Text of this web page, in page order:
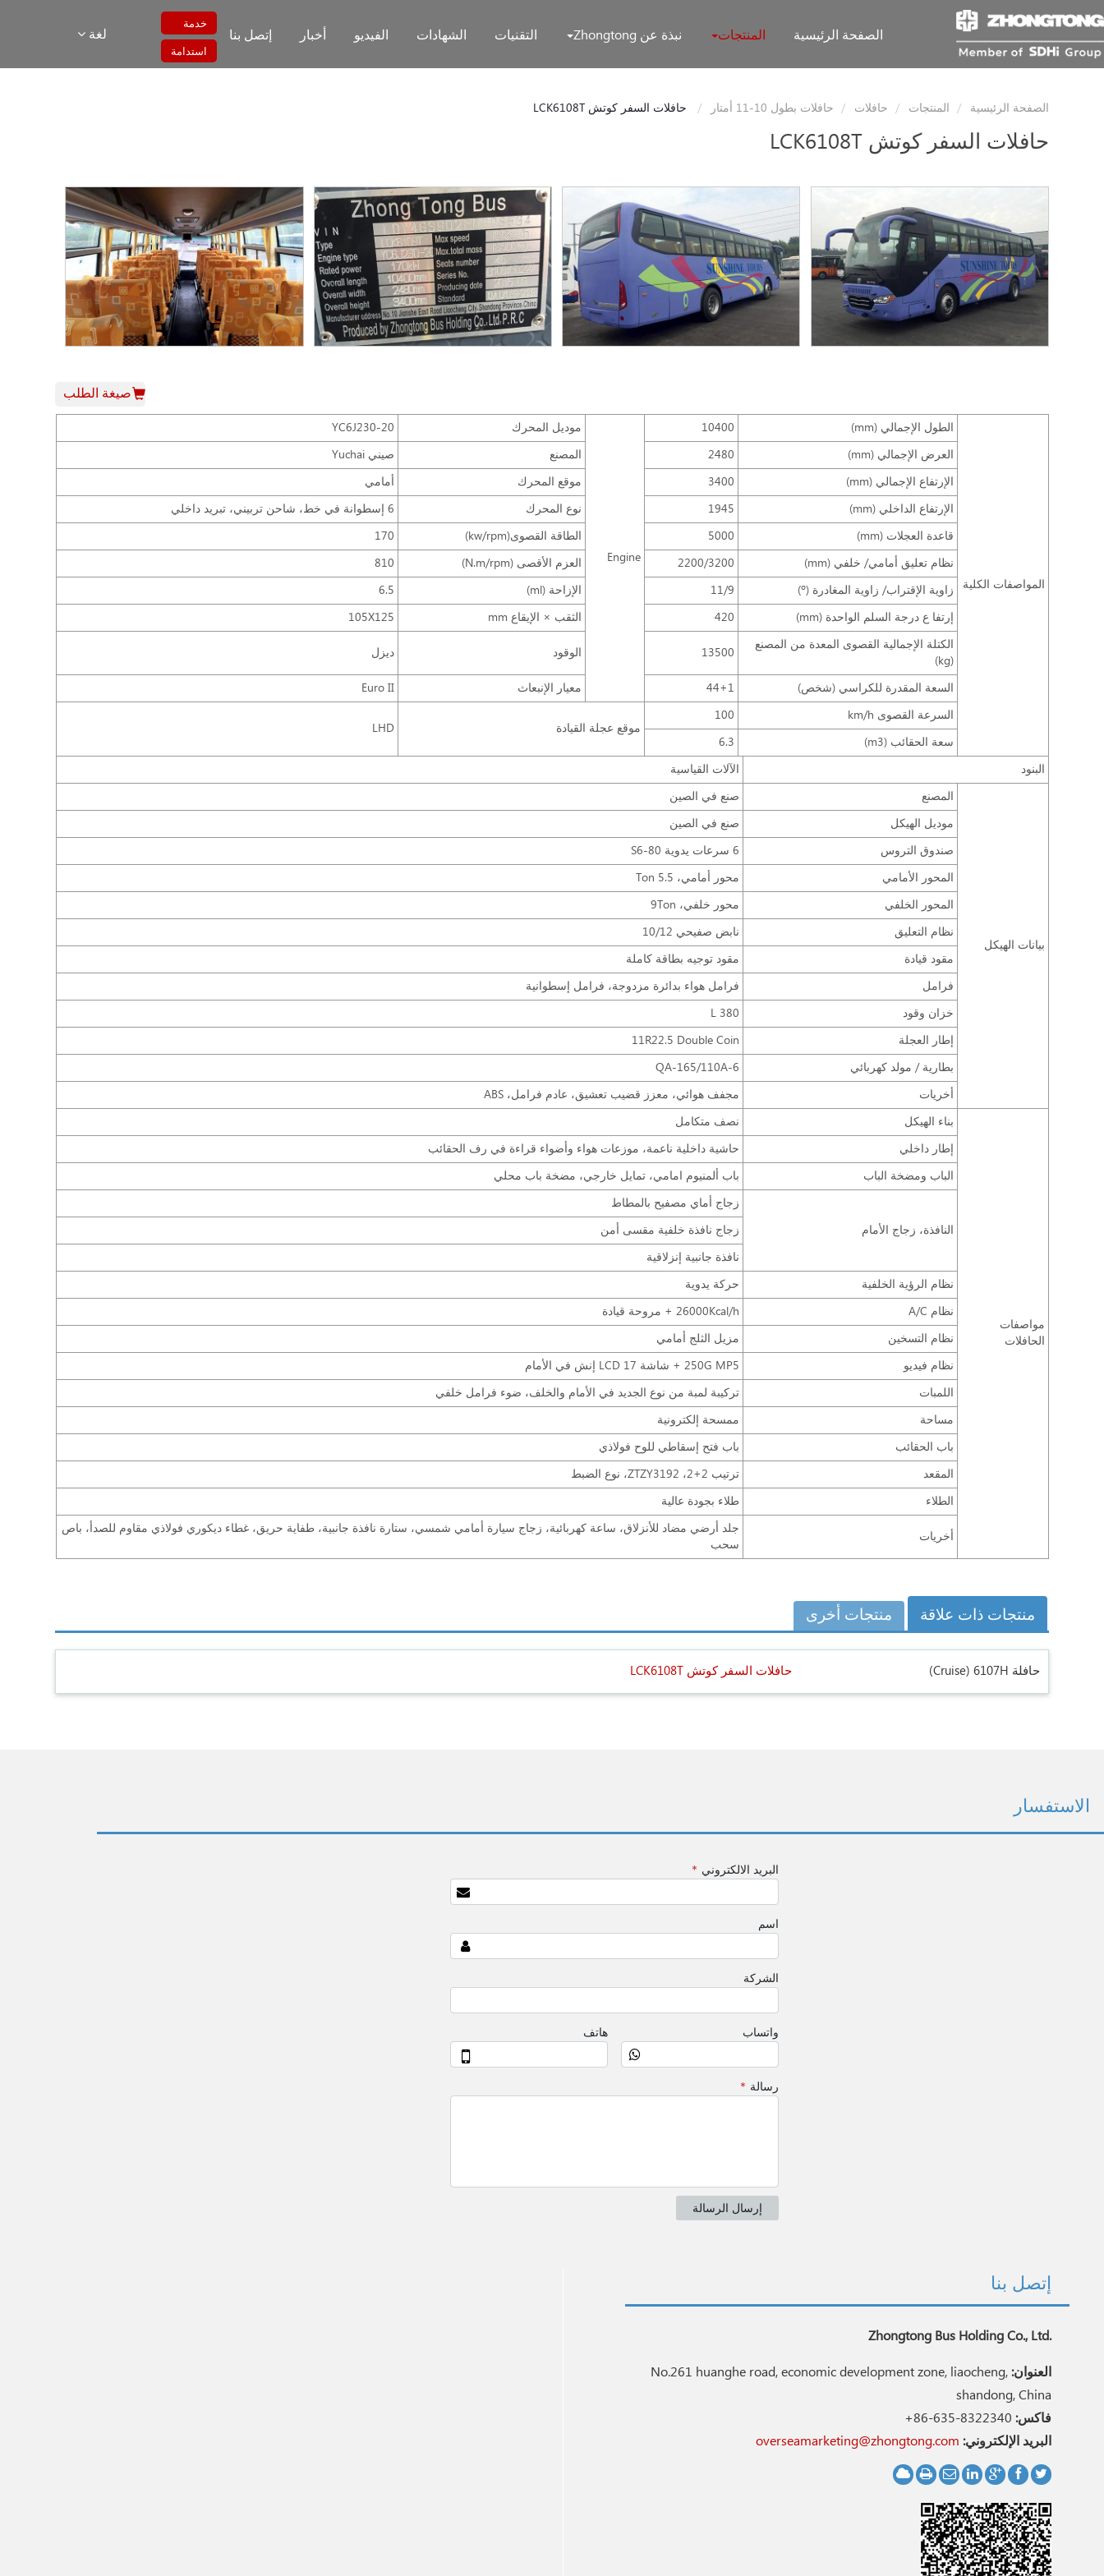
لغة الصفحة الرئيسية المنتجات نبذة عن Zhongtong التقنيات الشهادات الفيديو أخبار إتصل بنا
خدمة
استدامة
الصفحة الرئيسية المنتجات حافلات حافلات بطول 10-11 أمتار حافلات السفر كوتشLCK6108T
حافلات السفر كوتشLCK6108T
صيغة الطلب
المواصفات الكلية
الطول الإجمالي (mm) 10400
Engine
موديل المحرك
YC6J230-20
العرض الإجمالي (mm)
2480 المصنع
صيني Yuchai
الإرتفاع الإجمالي (mm)
3400 موقع المحرك
أمامي
الإرتفاع الداخلي (mm)
1945 نوع المحرك
6 إسطوانة في خط، شاحن تربيني، تبريد داخلي
قاعدة العجلات (mm)
5000 الطاقة القصوى(kw/rpm)
170
نظام تعليق أمامي/ خلفي (mm)
2200/3200 العزم الأقصى (N.m/rpm)
810
زاوية الإقتراب/ زاوية المغادرة (º)
11/9 الإزاحة (ml)
6.5
إرتفا ع درجة السلم الواحدة (mm)
420 الثقب × الإيقاع mm
105X125
الكتلة الإجمالية القصوى المعدة من المصنع
(kg)
13500 الوقود ديزل
السعة المقدرة للكراسي (شخص) 44+1 معيار الإنبعاث
Euro II
السرعة القصوى km/h
100
موقع عجلة القيادة
LHD
سعة الحقائب (m3)
6.3
البنود
الآلات القياسية
بيانات الهيكل
المصنع
صنع في الصين
موديل الهيكل
صنع في الصين
صندوق التروس
6 سرعات يدوية S6-80
المحور الأمامي
محور أمامي، 5.5 Ton
المحور الخلفي
محور خلفي، 9Ton
نظام التعليق
نابض صفيحي 10/12
مقود قيادة
مقود توجيه بطاقة كاملة
فرامل
فرامل هواء بدائرة مزدوجة، فرامل إسطوانية
خزان وقود
380 L
إطار العجلة
11R22.5 Double Coin
بطارية / مولد كهربائي
6-QA-165/110A
أخريات
مجفف هوائي، معزز قضيب تعشيق، عادم فرامل، ABS
مواصفات
الحافلات
بناء الهيكل
نصف متكامل
إطار داخلي
حاشية داخلية ناعمة، موزعات هواء وأضواء قراءة في رف الحقائب
الباب ومضخة الباب
باب ألمنيوم امامي، تمايل خارجي، مضخة باب محلي
النافذة، زجاج الأمام
زجاج أماي مصفيح بالمطاط
زجاج نافذة خلفية مقسى أمن
نافذة جانبية إنزلاقية
نظام الرؤية الخلفية
حركة يدوية
نظام A/C
26000Kcal/h + مروحة قيادة
نظام التسخين
مزيل الثلج أمامي
نظام فيديو
250G MP5 + شاشة LCD 17 إنش في الأمام
اللمبات
تركيبة لمبة من نوع الجديد في الأمام والخلف، ضوء فرامل خلفي
مساحة
ممسحة إلكترونية
باب الحقائب
باب فتح إسقاطي للوح فولاذي
المقعد
ترتيب 2+2، ZTZY3192، نوع الضبط
الطلاء
طلاء بجودة عالية
أخريات
جلد أرضي مضاد للأنزلاق، ساعة كهربائية، زجاج سيارة أمامي شمسي، ستارة نافذة جانبية، طفاية حريق، غطاء ديكوري فولاذي مقاوم للصدأ، باص
سحب
منتجات ذات علاقة منتجات أخرى
حافلة 6107H (Cruise) حافلات السفر كوتشLCK6108T
الاستفسار
إتصل بنا
Zhongtong Bus Holding Co., Ltd.
العنوان: No.261 huanghe road, economic development zone, liaocheng,
shandong, China
فاكس: +86-635-8322340
البريد الإلكتروني: overseamarketing@zhongtong.com